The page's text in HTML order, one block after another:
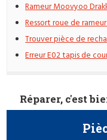
Rameur Moovyoo
Ressort roue de
Trouver pièce de
Erreur E02 tapis de
Réparer, c'est